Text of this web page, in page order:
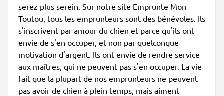
serez plus serein. Sur notre site Emprunte Mon
Toutou, tous les emprunteurs sont des bénévoles. Ils
s'inscrivent par amour du chien et parce qu'ils ont
envie de s'en occuper, et non par quelconque
motivation d'argent. Ils ont envie de rendre service
aux maîtres, qui ne peuvent pas s'en occuper. La vie
fait que la plupart de nos emprunteurs ne peuvent
pas avoir de chien à plein temps, mais aiment